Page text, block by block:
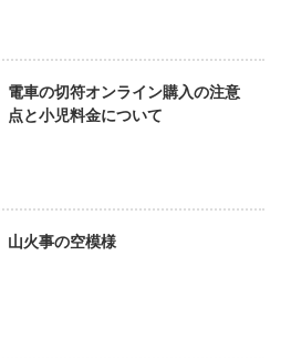
電車の切符オンライン購入の注意
点と小児料金について
山火事の空模様